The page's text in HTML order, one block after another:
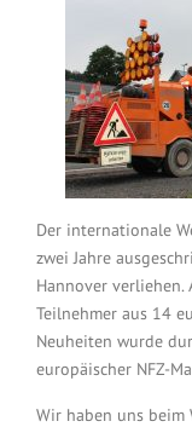
Der internationale
zwei Jahre
Hannover verliehen.
Teilnehmer aus 14
Neuheiten wurde
europäischer NFZ-
Wir haben uns beim